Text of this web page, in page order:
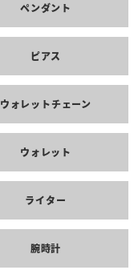
ペンダント
ピアス
ウォレットチェーン
ウォレット
ライター
腕時計